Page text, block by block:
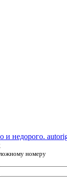
и недорого.
номеру